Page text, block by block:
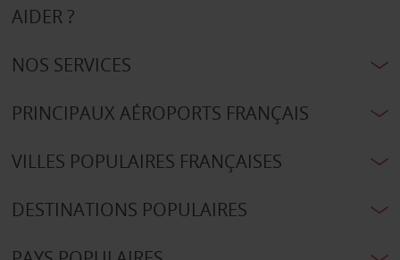
AIDER ?
NOS SERVICES
PRINCIPAUX AÉROPORTS FRANÇAIS
VILLES POPULAIRES FRANÇAISES
DESTINATIONS POPULAIRES